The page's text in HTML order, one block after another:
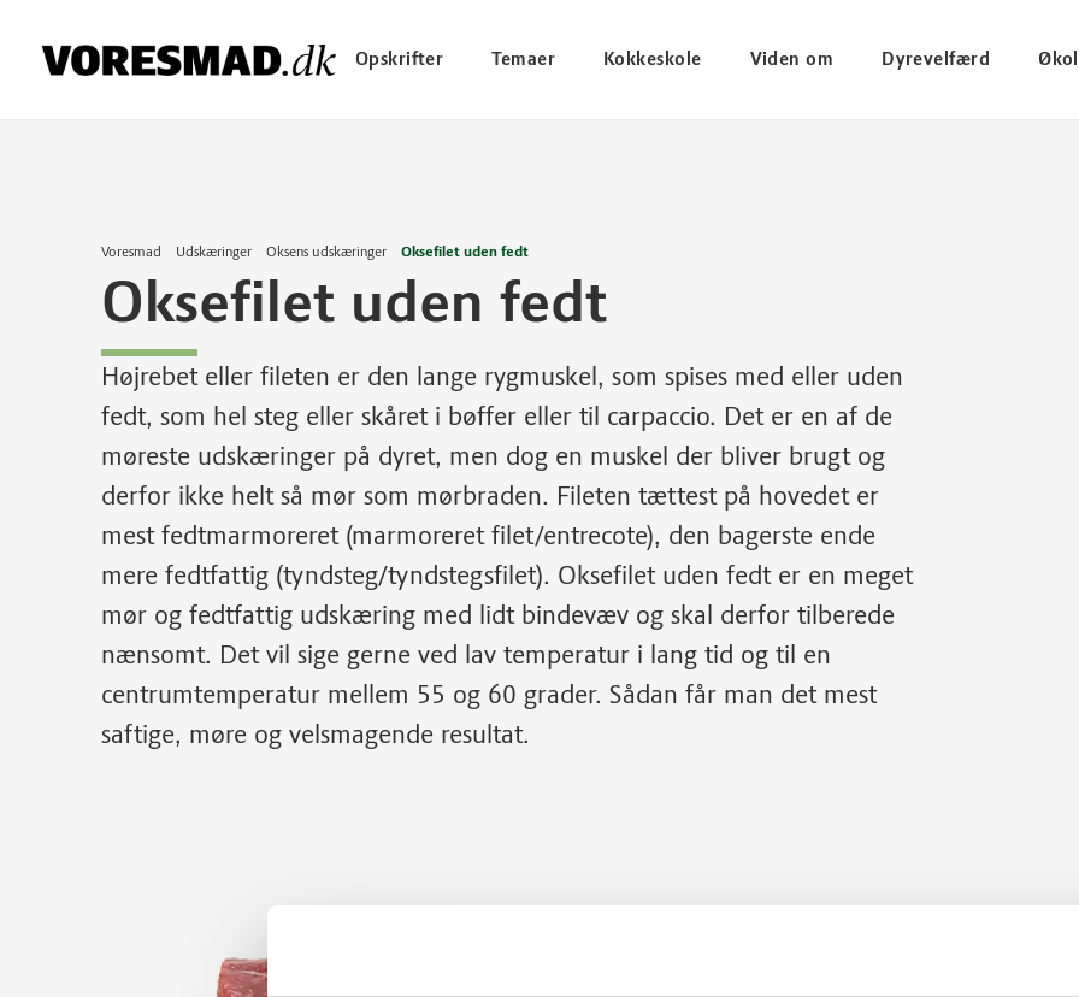
Opskrifter Temaer Kokkeskole Viden om Dyrevelfærd
Voresmad Udskæringer Oksens udskæringer Oksefilet uden fedt
Oksefilet uden fedt
Højrebet eller fileten er den lange rygmuskel, som spises med eller uden
fedt, som hel steg eller skåret i bøffer eller til carpaccio. Det er en af de
møreste udskæringer på dyret, men dog en muskel der bliver brugt og
derfor ikke helt så mør som mørbraden. Fileten tættest på hovedet er
mest fedtmarmoreret (marmoreret filet/entrecote), den bagerste ende
mere fedtfattig (tyndsteg/tyndstegsfilet). Oksefilet uden fedt er en meget
mør og fedtfattig udskæring med lidt bindevæv og skal derfor tilberede
nænsomt. Det vil sige gerne ved lav temperatur i lang tid og til en
centrumtemperatur mellem 55 og 60 grader. Sådan får man det mest
saftige, møre og velsmagende resultat.